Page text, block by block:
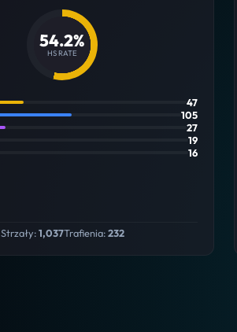
54.2%
HS RATE
47
105
27
19
16
Strzały:1,037Trafienia:232